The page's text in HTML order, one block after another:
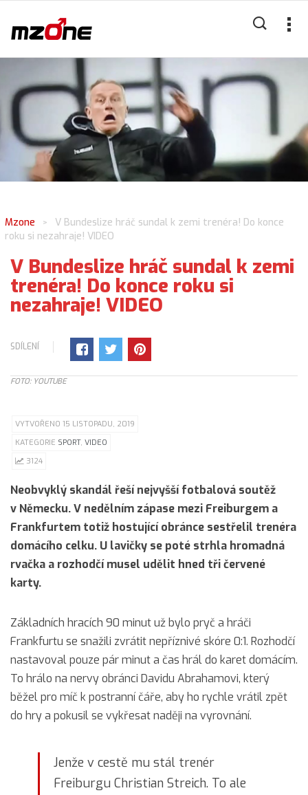
Mzone >
V Bundeslize hráč sundal k zemi trenéra! Do konce
roku si nezahraje! VIDEO
V Bundeslize hráč sundal k zemi
trenéra! Do konce roku si
nezahraje! VIDEO
SDÍLENÍ
FOTO: YOUTUBE
VYTVOŘENO 15 LISTOPADU, 2019
KATEGORIE SPORT, VIDEO
3124
Neobvyklý skandál řeší nejvyšší fotbalová soutěž
v Německu. V nedělním zápase mezi Freiburgem a
Frankfurtem totiž hostující obránce sestřelil trenéra
domácího celku. U lavičky se poté strhla hromadná
rvačka a rozhodčí musel udělit hned tři červené
karty.
Základních hracích 90 minut už bylo pryč a hráči
Frankfurtu se snažili zvrátit nepříznivé skóre 0:1. Rozhodčí
nastavoval pouze pár minut a čas hrál do karet domácím.
To hrálo na nervy obránci Davidu Abrahamovi, který
běžel pro míč k postranní čáře, aby ho rychle vrátil zpět
do hry a pokusil se vykřesat naději na vyrovnání.
Jenže v cestě mu stál trenér
Freiburgu Christian Streich. To ale